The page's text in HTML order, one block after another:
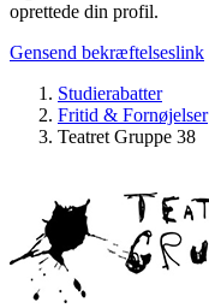
oprettede din profil.
Gensend bekræftelseslink
Studierabatter
Fritid & Fornøjelser
Teatret Gruppe 38